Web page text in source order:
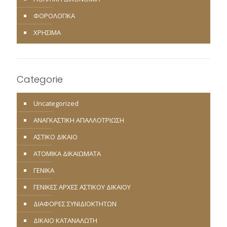
ΦΟΡΟΛΟΓΙΚΑ
ΧΡΗΣΙΜΑ
Categorie
Uncategorized
ΑΝΑΓΚΑΣΤΙΚΗ ΑΠΑΛΛΟΤΡΙΩΣΗ
ΑΣΤΙΚΟ ΔΙΚΑΙΟ
ΑΤΟΜΙΚΑ ΔΙΚΑΙΩΜΑΤΑ
ΓΕΝΙΚΑ
ΓΕΝΙΚΕΣ ΑΡΧΕΣ ΑΣΤΙΚΟΥ ΔΙΚΑΙΟΥ
ΔΙΑΦΟΡΕΣ ΣΥΝΙΔΙΟΚΤΗΤΩΝ
ΔΙΚΑΙΟ ΚΑΤΑΝΑΛΩΤΗ